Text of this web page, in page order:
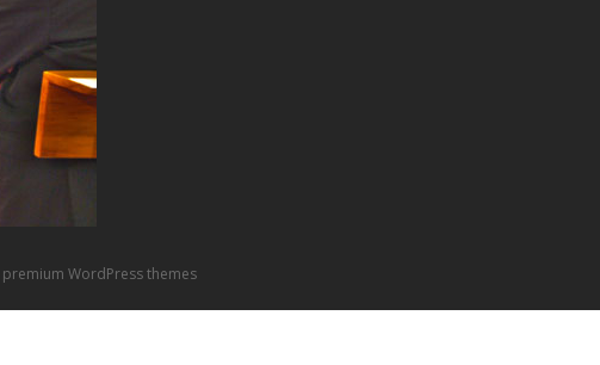
premium WordPress themes